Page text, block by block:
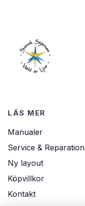
LÄS MER
Manualer
Service & Reparation
Ny layout
Köpvillkor
Kontakt